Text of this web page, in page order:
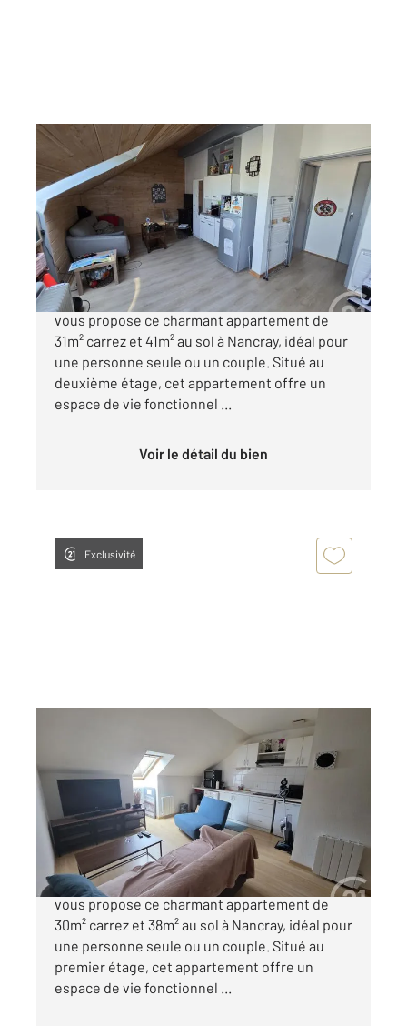
NANCRAY 25
31,29 m2, 2 pièces
Ref : 7025
Appartement F2 à vendre
63 000 €
CENTURY 21 Avenir Immobilier à Besançon
vous propose ce charmant appartement de
31m² carrez et 41m² au sol à Nancray, idéal pour
une personne seule ou un couple. Situé au
deuxième étage, cet appartement offre un
espace de vie fonctionnel ...
Voir le détail du bien
Exclusivité
, 2 pièces
Ref : 7023
Appartement F2 à vendre
76 000 €
CENTURY 21 Avenir Immobilier à Besançon
vous propose ce charmant appartement de
30m² carrez et 38m² au sol à Nancray, idéal pour
une personne seule ou un couple. Situé au
premier étage, cet appartement offre un
espace de vie fonctionnel ...